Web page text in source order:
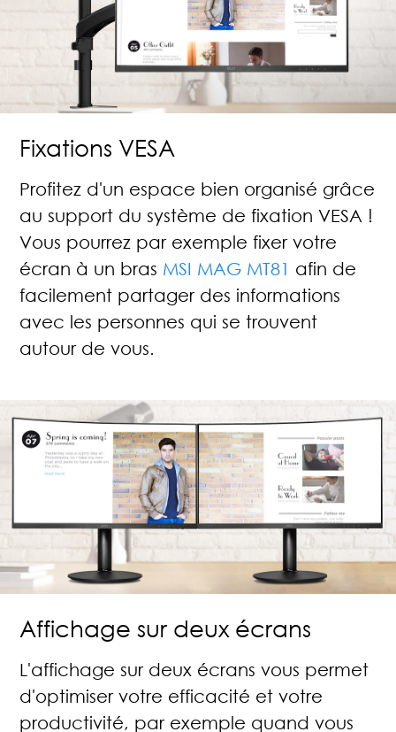
Fixations VESA
Profitez d'un espace bien organisé grâce
au support du système de fixation VESA !
Vous pourrez par exemple fixer votre
écran à un bras MSI MAG MT81 afin de
facilement partager des informations
avec les personnes qui se trouvent
autour de vous.
Affichage sur deux écrans
L'affichage sur deux écrans vous permet
d'optimiser votre efficacité et votre
productivité, par exemple quand vous